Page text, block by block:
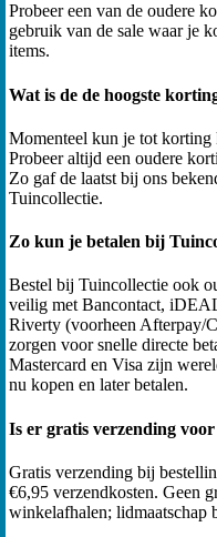
Probeer een van de oudere
gebruik van de sale waar je
items.
Wat is de de hoogste
Momenteel kun je tot
Probeer altijd een oudere
Zo gaf de laatst bij ons
Tuincollectie.
Zo kun je betalen bij
Bestel bij Tuincollectie ook
veilig met Bancontact,
Riverty (voorheen Afterpay/
zorgen voor snelle directe
Mastercard en Visa zijn
nu kopen en later betalen.
Is er gratis verzending
Gratis verzending bij
€6,95 verzendkosten. Geen
winkelafhalen; lidmaatschap